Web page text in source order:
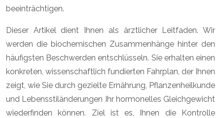
beeinträchtigen.
Dieser Artikel dient Ihnen als ärztlicher Leitfaden. Wir
werden die biochemischen Zusammenhänge hinter den
häufigsten Beschwerden entschlüsseln. Sie erhalten einen
konkreten, wissenschaftlich fundierten Fahrplan, der Ihnen
zeigt, wie Sie durch gezielte Ernährung, Pflanzenheilkunde
und Lebensstiländerungen Ihr hormonelles Gleichgewicht
wiederfinden können. Ziel ist es, Ihnen die Kontrolle